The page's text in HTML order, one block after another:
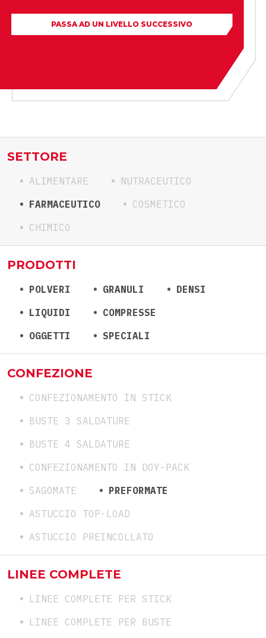
PASSA AD UN LIVELLO SUCCESSIVO
SETTORE
ALIMENTARE
NUTRACEUTICO
FARMACEUTICO
COSMETICO
CHIMICO
PRODOTTI
POLVERI GRANULI
DENSI
LIQUIDI
COMPRESSE
OGGETTI
SPECIALI
CONFEZIONE
CONFEZIONAMENTO IN STICK
BUSTE 3 SALDATURE
BUSTE 4 SALDATURE
CONFEZIONAMENTO IN DOY-PACK
SAGOMATE
PREFORMATE
ASTUCCIO TOP-LOAD
ASTUCCIO PREINCOLLATO
LINEE COMPLETE
LINEE COMPLETE PER STICK
LINEE COMPLETE PER BUSTE